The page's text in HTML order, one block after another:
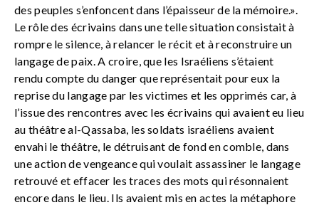
des peuples s’enfoncent dans l’épaisseur de la mémoire.».
Le rôle des écrivains dans une telle situation consistait à
rompre le silence, à relancer le récit et à reconstruire un
langage de paix. A croire, que les Israéliens s’étaient
rendu compte du danger que représentait pour eux la
reprise du langage par les victimes et les opprimés car, à
l’issue des rencontres avec les écrivains qui avaient eu lieu
au théâtre al-Qassaba, les soldats israéliens avaient
envahi le théâtre, le détruisant de fond en comble, dans
une action de vengeance qui voulait assassiner le langage
retrouvé et effacer les traces des mots qui résonnaient
encore dans le lieu. Ils avaient mis en actes la métaphore